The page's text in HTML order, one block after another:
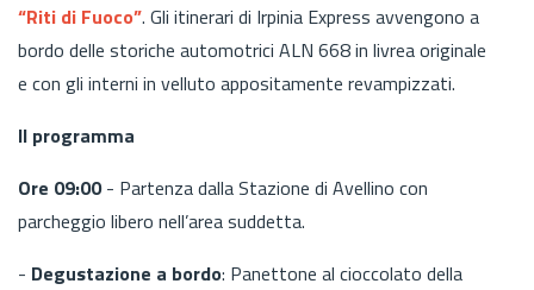
“Riti di Fuoco”. Gli itinerari di Irpinia Express avvengono a
bordo delle storiche automotrici ALN 668 in livrea originale
e con gli interni in velluto appositamente revampizzati.
Il programma
Ore 09:00- Partenza dalla Stazione di Avellino con
parcheggio libero nell’area suddetta.
- Degustazione a bordo: Panettone al cioccolato della